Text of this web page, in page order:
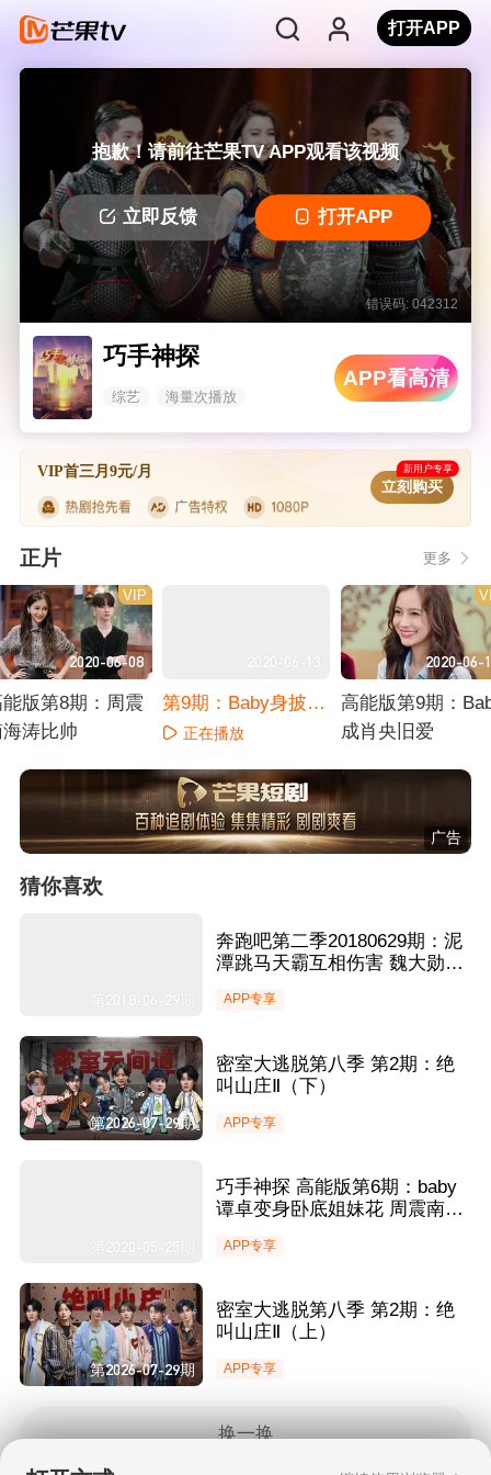
打开APP
抱歉！请前往芒果TV APP观看该视频
立即反馈 打开APP
错误码: 042312
巧手神探
综艺 海量次播放
APP看高清
VIP首三月9元/月 新用户专享
立刻购买
正片 更多
2020-06-08
VIP
版第8期：周震
涛比帅
2020-06-13
第9期：Baby身披铠
甲格斗
正在播放
2020-06-
高能版第9期：
成肖央旧爱
广告
猜你喜欢
第2018-06-29期
奔跑吧第二季20180629期：泥
潭跳马天霸互相伤害 魏大勋撕
APP专享
第2026-07-29期
密室大逃脱第八季 第2期：绝
叫山庄Ⅱ（下）
APP专享
第2020-05-25期
巧手神探 高能版第6期：baby
谭卓变身卧底姐妹花 周震南挑
APP专享
第2026-07-29期
密室大逃脱第八季 第2期：绝
叫山庄Ⅱ（上）
APP专享
换一换